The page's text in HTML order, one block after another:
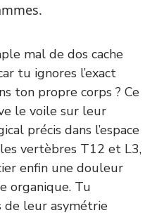
mal de dos cache
tu ignores l’exact
ton propre corps ? Ce
le voile sur leur
précis dans l’espace
vertèbres T12 et L3,
enfin une douleur
organique. Tu
de leur asymétrie